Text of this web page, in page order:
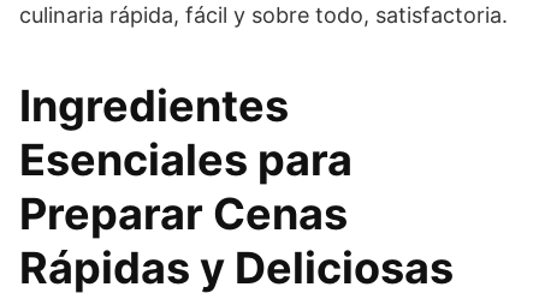
culinaria rápida, fácil y sobre todo, satisfactoria.
Ingredientes
Esenciales para
Preparar Cenas
Rápidas y Deliciosas